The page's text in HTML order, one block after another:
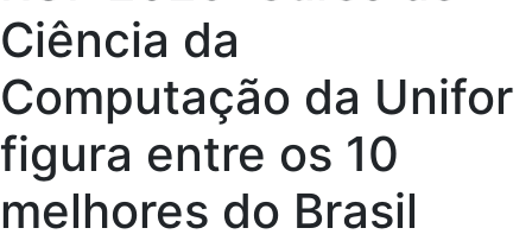
Ciência da
Computação da Unifor
figura entre os 10
melhores do Brasil